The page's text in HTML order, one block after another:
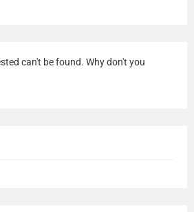
can't be found. Why don't you